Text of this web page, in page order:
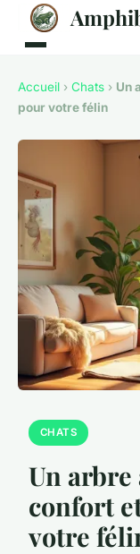
Accueil › Chats › Un
pour votre félin
CHATS
Un arbre
confort
votre